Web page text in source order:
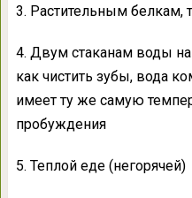
3. Растительным белкам,
4. Двум стаканам воды
как чистить зубы, вода
имеет ту же самую
пробуждения
5. Теплой еде (негорячей)